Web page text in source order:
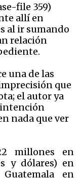
file 359)
allí en
al ir sumando
relación
una de las
que
el autor ya
intención
nada que ver
millones en
y dólares) en
en